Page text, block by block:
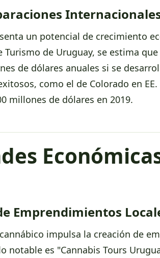
un potencial de crecimiento
de Uruguay, se estima
de dólares anuales si se
como el de Colorado en
millones de dólares en 2019.
Emprendimientos
impulsa la creación de
notable es "Cannabis Tours